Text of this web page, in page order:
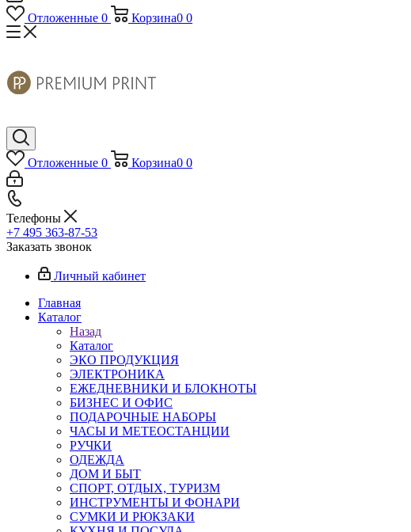
Отложенные 0 Корзина0 0
Отложенные 0 Корзина0 0
Телефоны
+7 495 363-87-53
Заказать звонок
Личный кабинет
Главная
Каталог
Назад
Каталог
ЭКО ПРОДУКЦИЯ
ЭЛЕКТРОНИКА
ЕЖЕДНЕВНИКИ И БЛОКНОТЫ
БИЗНЕС И ОФИС
ПОДАРОЧНЫЕ НАБОРЫ
ЧАСЫ И МЕТЕОСТАНЦИИ
РУЧКИ
ОДЕЖДА
ДОМ И БЫТ
СПОРТ, ОТДЫХ, ТУРИЗМ
ИНСТРУМЕНТЫ И ФОНАРИ
СУМКИ И РЮКЗАКИ